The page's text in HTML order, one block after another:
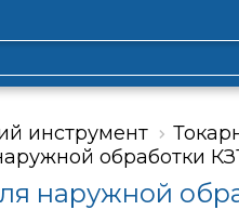
инструмент
обработки
наружной